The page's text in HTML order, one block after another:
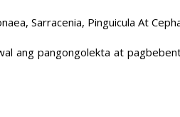
Sarracenia, Pinguicula At
ang pangongolekta at